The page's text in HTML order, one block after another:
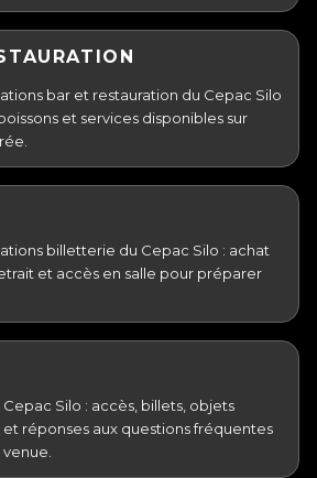
bar et restauration du Cepac Silo
et services disponibles sur
billetterie du Cepac Silo : achat
et accès en salle pour préparer
Silo : accès, billets, objets
et réponses aux questions fréquentes